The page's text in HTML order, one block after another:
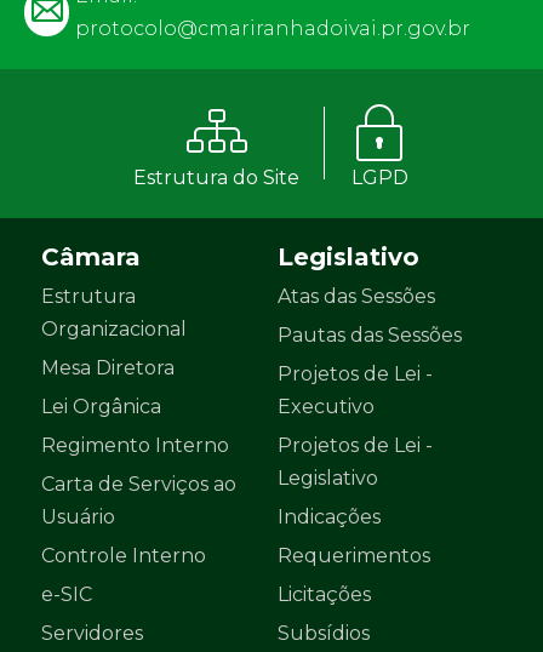
protocolo@cmariranhadoivai.pr.gov.br
Estrutura do Site LGPD
Câmara
Estrutura
Organizacional
Mesa Diretora
Lei Orgânica
Regimento Interno
Carta de Serviços ao
Usuário
Controle Interno
e-SIC
Servidores
Legislativo
Atas das Sessões
Pautas das Sessões
Projetos de Lei -
Executivo
Projetos de Lei -
Legislativo
Indicações
Requerimentos
Licitações
Subsídios